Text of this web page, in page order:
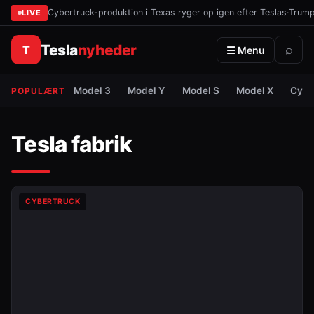
LIVE Cybertruck-produktion i Texas ryger op igen efter Teslas·
T Teslanyheder ☰ Menu ⌕
POPULÆRT Model 3 Model Y Model S Model X
Tesla fabrik
CYBERTRUCK